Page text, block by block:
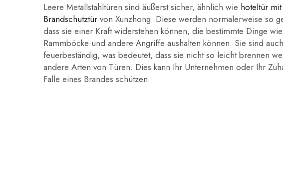
Leere Metallstahltüren sind äußerst sicher, ähnlich wie hoteltür mit
Brandschutztür von Xunzhong. Diese werden normalerweise so
dass sie einer Kraft widerstehen können, die bestimmte Dinge wie
Rammböcke und andere Angriffe aushalten können. Sie sind auch
feuerbeständig, was bedeutet, dass sie nicht so leicht brennen
andere Arten von Türen. Dies kann Ihr Unternehmen oder Ihr
Falle eines Brandes schützen.